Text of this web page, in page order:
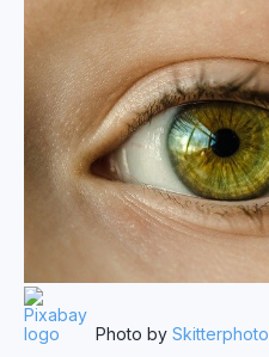
Photo by Skitterphoto